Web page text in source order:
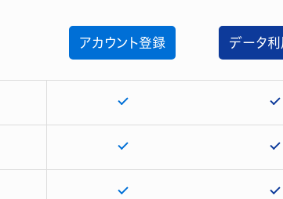
アカウント登録 データ